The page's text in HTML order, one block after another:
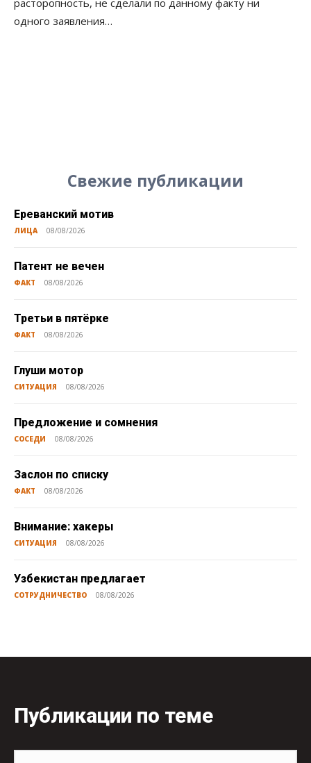
расторопность, не сделали по данному факту ни
одного заявления…
Свежие публикации
Ереванский мотив
ЛИЦА 08/08/2026
Патент не вечен
ФАКТ 08/08/2026
Третьи в пятёрке
ФАКТ 08/08/2026
Глуши мотор
СИТУАЦИЯ 08/08/2026
Предложение и сомнения
СОСЕДИ 08/08/2026
Заслон по списку
ФАКТ 08/08/2026
Внимание: хакеры
СИТУАЦИЯ 08/08/2026
Узбекистан предлагает
СОТРУДНИЧЕСТВО 08/08/2026
Публикации по теме